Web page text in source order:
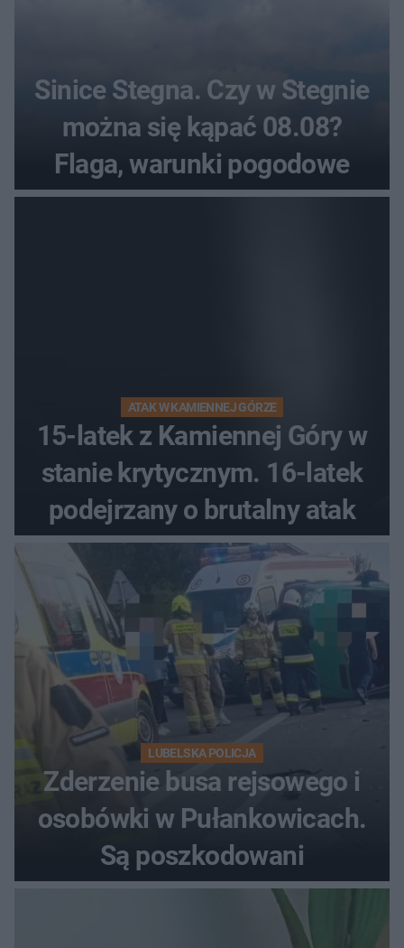
Sinice Stegna. Czy w Stegnie
można się kąpać 08.08?
Flaga, warunki pogodowe
ATAK W KAMIENNEJ GÓRZE
15-latek z Kamiennej Góry w
stanie krytycznym. 16-latek
podejrzany o brutalny atak
LUBELSKA POLICJA
Zderzenie busa rejsowego i
osobówki w Pułankowicach.
Są poszkodowani